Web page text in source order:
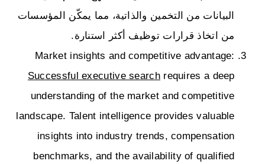
البيانات من التخمين والذاتية، مما يمكّن المؤسسات
من اتخاذ قرارات توظيف أكثر استنارة.
Market insights and competitive advantage:
Successful executive search requires a deep
understanding of the market and competitive
landscape. Talent intelligence provides valuable
insights into industry trends, compensation
benchmarks, and the availability of qualified